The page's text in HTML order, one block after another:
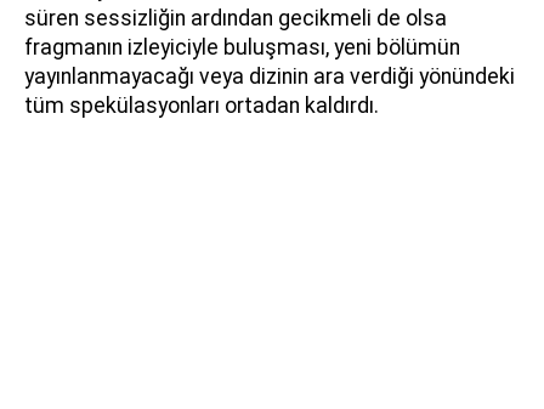
süren sessizliğin ardından gecikmeli de olsa
fragmanın izleyiciyle buluşması, yeni bölümün
yayınlanmayacağı veya dizinin ara verdiği yönündeki
tüm spekülasyonları ortadan kaldırdı.